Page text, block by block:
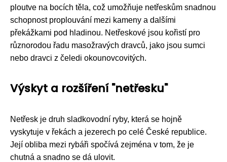
ploutve na bocích těla, což umožňuje netřeskům snadnou
schopnost proplouvání mezi kameny a dalšími
překážkami pod hladinou. Netřeskové jsou kořistí pro
různorodou řadu masožravých dravců, jako jsou sumci
nebo dravci z čeledi okounovcovitých.
Výskyt a rozšíření "netřesku"
Netřesk je druh sladkovodní ryby, která se hojně
vyskytuje v řekách a jezerech po celé České republice.
Její obliba mezi rybáři spočívá zejména v tom, že je
chutná a snadno se dá ulovit.